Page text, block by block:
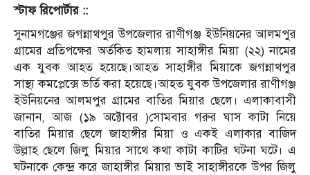
স্টাফ রিপোর্টার ::
সুনামগঞ্জের জগন্নাথপুর উপজেলার রাণীগঞ্জ ইউনিয়নের আলমপুর
গ্রামের প্রতিপক্ষের অর্তকিত হামলায় সাহাঙ্গীর মিয়া (২২) নামের
এক যুবক আহত হয়েছে।আহত সাহাঙ্গীর মিয়াকে জগন্নাথপুর
সাস্থ্য কমপ্লেক্সে ভর্তি করা হয়েছে।আহত যুবক উপজেলার রাণীগঞ্জ
ইউনিয়নের আলমপুর গ্রামের বাতির মিয়ার ছেলে। এলাকাবাসী
জানান, আজ (১৯ অক্টোবর )সোমবার গরুর ঘাস কাটা নিয়ে
বাতির মিয়ার ছেলে জাহাঙ্গীর মিয়া ও একই এলাকার বাজিদ
উল্লাহ ছেলে জিলু মিয়ার সাথে কথা কাটা কাটির ঘটনা ঘটে। এ
ঘটনাকে কেন্দ্র করে জাহাঙ্গীর মিয়ার ভাই সাহাঙ্গীরকে উপর জিলু